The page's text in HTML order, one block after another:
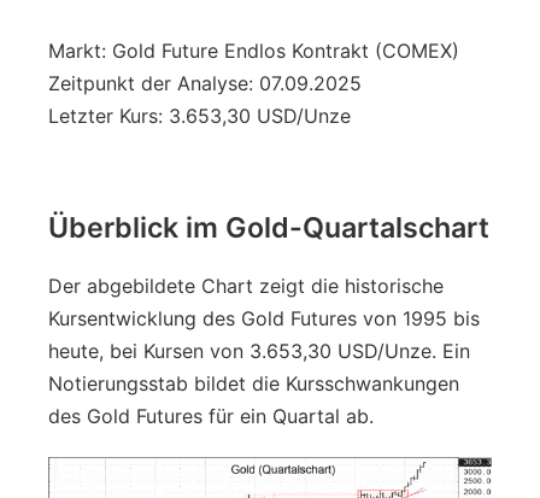
Markt: Gold Future Endlos Kontrakt (COMEX)
Zeitpunkt der Analyse: 07.09.2025
Letzter Kurs: 3.653,30 USD/Unze
Überblick im Gold-Quartalschart
Der abgebildete Chart zeigt die historische
Kursentwicklung des Gold Futures von 1995 bis
heute, bei Kursen von 3.653,30 USD/Unze. Ein
Notierungsstab bildet die Kursschwankungen
des Gold Futures für ein Quartal ab.